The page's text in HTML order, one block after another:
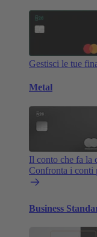
Gestisci le tue
Metal
Il conto che fa la
Confronta i conti
Business